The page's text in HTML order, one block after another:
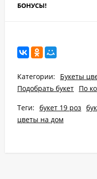
БОНУСЫ!
Категории: Букеты
Подобрать букет По
Теги: букет 19 роз
цветы на дом